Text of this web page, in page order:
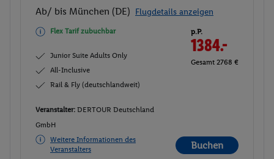
Ab/ bis München (DE) Flugdetails anzeigen
Flex Tarif zubuchbar
Junior Suite Adults Only
All-Inclusive
Rail & Fly (deutschlandweit)
p.P.
1384.-
Gesamt 2768 €
Veranstalter: DERTOUR Deutschland
GmbH
Weitere Informationen des
Veranstalters
Buchen